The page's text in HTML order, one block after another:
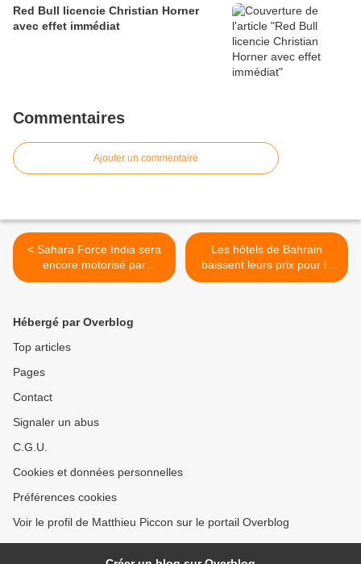
Red Bull licencie Christian Horner
avec effet immédiat
Commentaires
Ajouter un commentaire
< Sahara Force India sera
encore motorisé par
Mercedes après 2014
Les hôtels de Bahrain
baissent leurs prix pour le
Grand Prix >
Hébergé par Overblog
Top articles
Pages
Contact
Signaler un abus
C.G.U.
Cookies et données personnelles
Préférences cookies
Voir le profil de Matthieu Piccon sur le portail Overblog